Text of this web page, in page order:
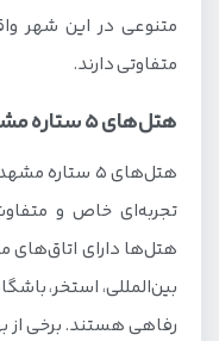
متنوعی در این شهر
متفاوتی دارند.
هتل‌های ۵ ستاره مشهد
هتل‌های ۵
تجربه‌ای خاص و
هتل‌ها دارای اتاق‌های
بین‌المللی، استخر،